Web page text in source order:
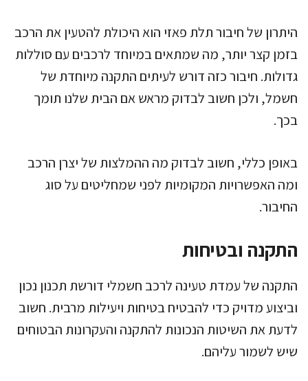
היתרון של חיבור תלת פאזי הוא היכולת להטעין את הרכב
בזמן קצר יותר, מה שמתאים במיוחד לרכבים עם סוללות
גדולות. חיבור כזה דורש לעיתים התקנה מיוחדת של
חשמל, ולכן חשוב לבדוק מראש אם הבית שלנו תומך
בכך.
באופן כללי, חשוב לבדוק מה ההמלצות של יצרן הרכב
ומה האפשרויות המקומיות לפני שמחליטים על סוג
החיבור.
התקנה ובטיחות
התקנה של עמדת טעינה לרכב חשמלי דורשת תכנון נכון
וביצוע מדויק כדי להבטיח בטיחות ויעילות מרבית. חשוב
לדעת את השיטות הנכונות להתקנה והעקרונות הבטוחים
שיש לשמור עליהם.